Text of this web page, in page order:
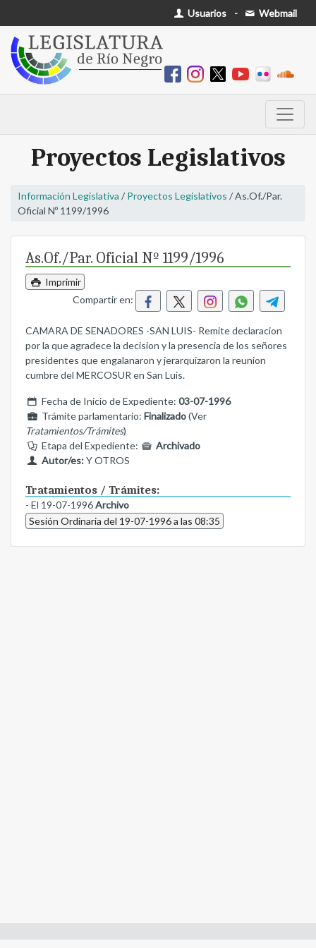
Usuarios - Webmail
Proyectos Legislativos
Información Legislativa / Proyectos Legislativos / As.Of./Par.
Oficial Nº 1199/1996
As.Of./Par. Oficial Nº 1199/1996
Imprimir
Compartir en:
CAMARA DE SENADORES -SAN LUIS- Remite declaracion
por la que agradece la decision y la presencia de los señores
presidentes que engalanaron y jerarquizaron la reunion
cumbre del MERCOSUR en San Luis.
Fecha de Inicio de Expediente: 03-07-1996
Trámite parlamentario: Finalizado(Ver
Tratamientos/Trámites)
Etapa del Expediente:
Archivado
Autor/es:Y OTROS
Tratamientos / Trámites:
- El 19-07-1996Archivo
Sesión Ordinaria del 19-07-1996 a las 08:35